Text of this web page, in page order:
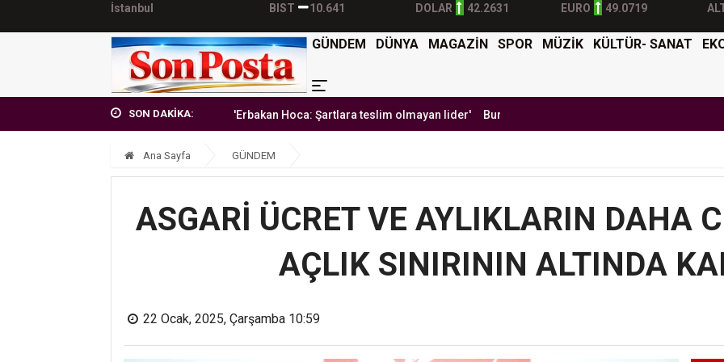
İstanbul BIST 10.641 DOLAR 42.2631 EURO 49.0719
GÜNDEM DÜNYA MAGAZİN SPOR MÜZİK KÜLTÜR- SANAT
SON DAKİKA:'Erbakan Hoca: Şartlara teslim olmayan lider' Burak Yılmaz'dan Mehmet Ekici'ye gel çağrısı BTK
Ana Sayfa GÜNDEM
ASGARİ ÜCRET VE AYLIKLARIN DAHA
AÇLIK SINIRININ ALTINDA
22 Ocak, 2025, Çarşamba 10:59